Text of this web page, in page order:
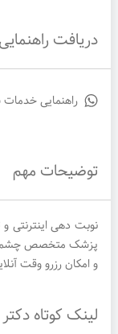
دریافت
راهنمایی
توضیحات مهم
نوبت دهی اینترنتی و
پزشک متخصص چشم
و امکان رزرو وقت
لینک کوتاه